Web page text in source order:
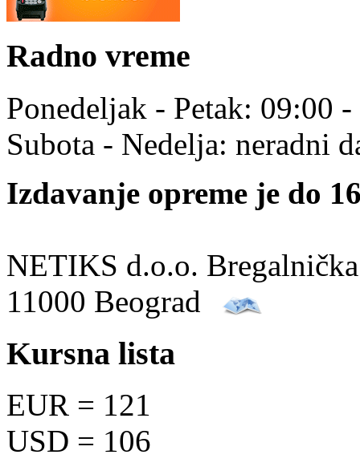
Radno vreme
Ponedeljak - Petak: 09:00
Subota - Nedelja: neradni
Izdavanje opreme je do
NETIKS d.o.o.
11000 Beograd
Kursna lista
EUR = 121
USD = 106